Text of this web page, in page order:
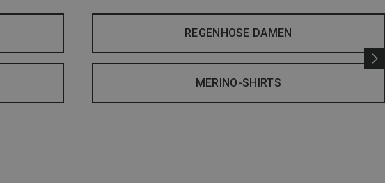
REGENHOSE DAMEN
MERINO-SHIRTS